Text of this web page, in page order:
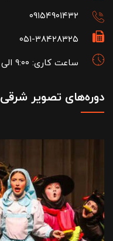
۰۹۱۵۴۹۰۱۴۳۲
۰۵۱-۳۸۴۲۸۳۲۵
ساعت کاری: ۹:۰۰ الی ۲۱:۰۰
دوره‌های تصویر شرقی